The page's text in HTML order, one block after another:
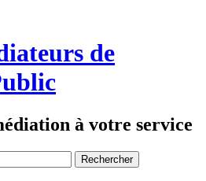
de
à votre service